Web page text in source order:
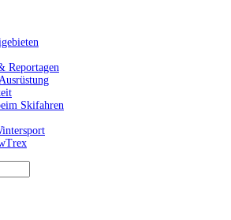
Reportagen
Skifahren